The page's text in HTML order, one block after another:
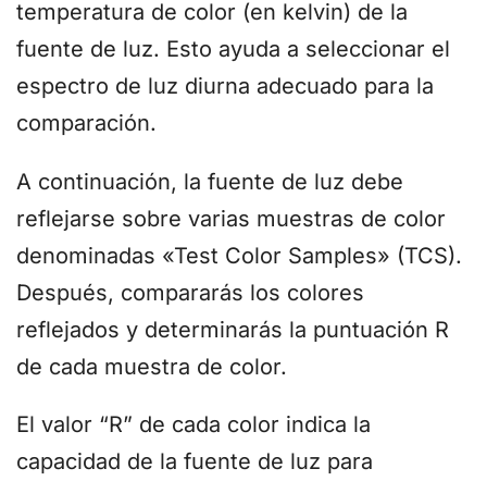
temperatura de color (en kelvin) de la
fuente de luz. Esto ayuda a seleccionar el
espectro de luz diurna adecuado para la
comparación.
A continuación, la fuente de luz debe
reflejarse sobre varias muestras de color
denominadas «Test Color Samples» (TCS).
Después, compararás los colores
reflejados y determinarás la puntuación R
de cada muestra de color.
El valor “R” de cada color indica la
capacidad de la fuente de luz para